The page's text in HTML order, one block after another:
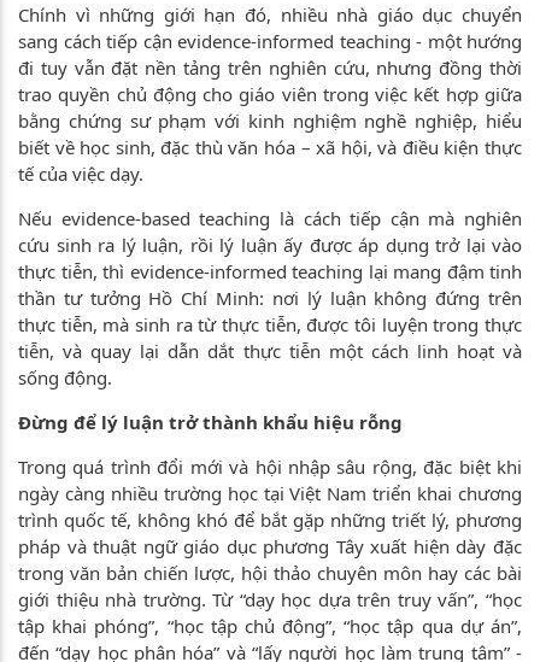
Chính vì những giới hạn đó, nhiều nhà giáo dục chuyển
sang cách tiếp cận evidence-informed teaching - một hướng
đi tuy vẫn đặt nền tảng trên nghiên cứu, nhưng đồng thời
trao quyền chủ động cho giáo viên trong việc kết hợp giữa
bằng chứng sư phạm với kinh nghiệm nghề nghiệp, hiểu
biết về học sinh, đặc thù văn hóa – xã hội, và điều kiện thực
tế của việc dạy.
Nếu evidence-based teaching là cách tiếp cận mà nghiên
cứu sinh ra lý luận, rồi lý luận ấy được áp dụng trở lại vào
thực tiễn, thì evidence-informed teaching lại mang đậm tinh
thần tư tưởng Hồ Chí Minh: nơi lý luận không đứng trên
thực tiễn, mà sinh ra từ thực tiễn, được tôi luyện trong thực
tiễn, và quay lại dẫn dắt thực tiễn một cách linh hoạt và
sống động.
Đừng để lý luận trở thành khẩu hiệu rỗng
Trong quá trình đổi mới và hội nhập sâu rộng, đặc biệt khi
ngày càng nhiều trường học tại Việt Nam triển khai chương
trình quốc tế, không khó để bắt gặp những triết lý, phương
pháp và thuật ngữ giáo dục phương Tây xuất hiện dày đặc
trong văn bản chiến lược, hội thảo chuyên môn hay các bài
giới thiệu nhà trường. Từ “dạy học dựa trên truy vấn”, “học
tập khai phóng”, “học tập chủ động”, “học tập qua dự án”,
đến “dạy học phân hóa” và “lấy người học làm trung tâm” -